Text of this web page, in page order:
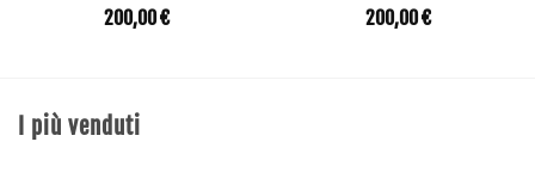
200,00€
200,00€
I più venduti